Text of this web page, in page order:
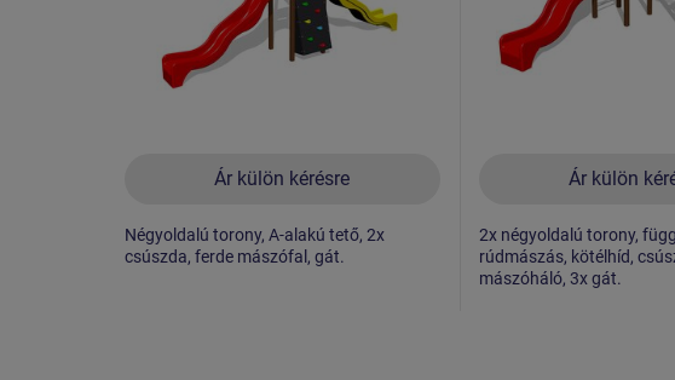
Ár külön kérésre
Négyoldalú torony, A-alakú tető, 2x
csúszda, ferde mászófal, gát.
Ár külön
2x négyoldalú torony,
rúdmászás, kötélhíd,
mászóháló, 3x gát.